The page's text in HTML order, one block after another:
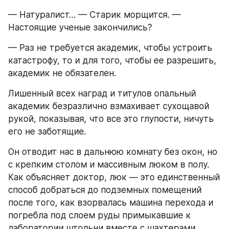
— Натуралист… — Старик морщится. —
Настоящие ученые закончились?
— Раз не требуется академик, чтобы устроить
катастрофу, то и для того, чтобы ее разрешить,
академик не обязателен.
Лишенный всех наград и титулов опальный
академик безразлично взмахивает сухощавой
рукой, показывая, что все это глупости, ничуть
его не заботящие.
Он отводит нас в дальнюю комнату без окон, но
с крепким столом и массивным люком в полу.
Как объясняет доктор, люк — это единственный
способ добраться до подземных помещений
после того, как взорвалась машина перехода и
погребла под слоем руды примыкавшие к